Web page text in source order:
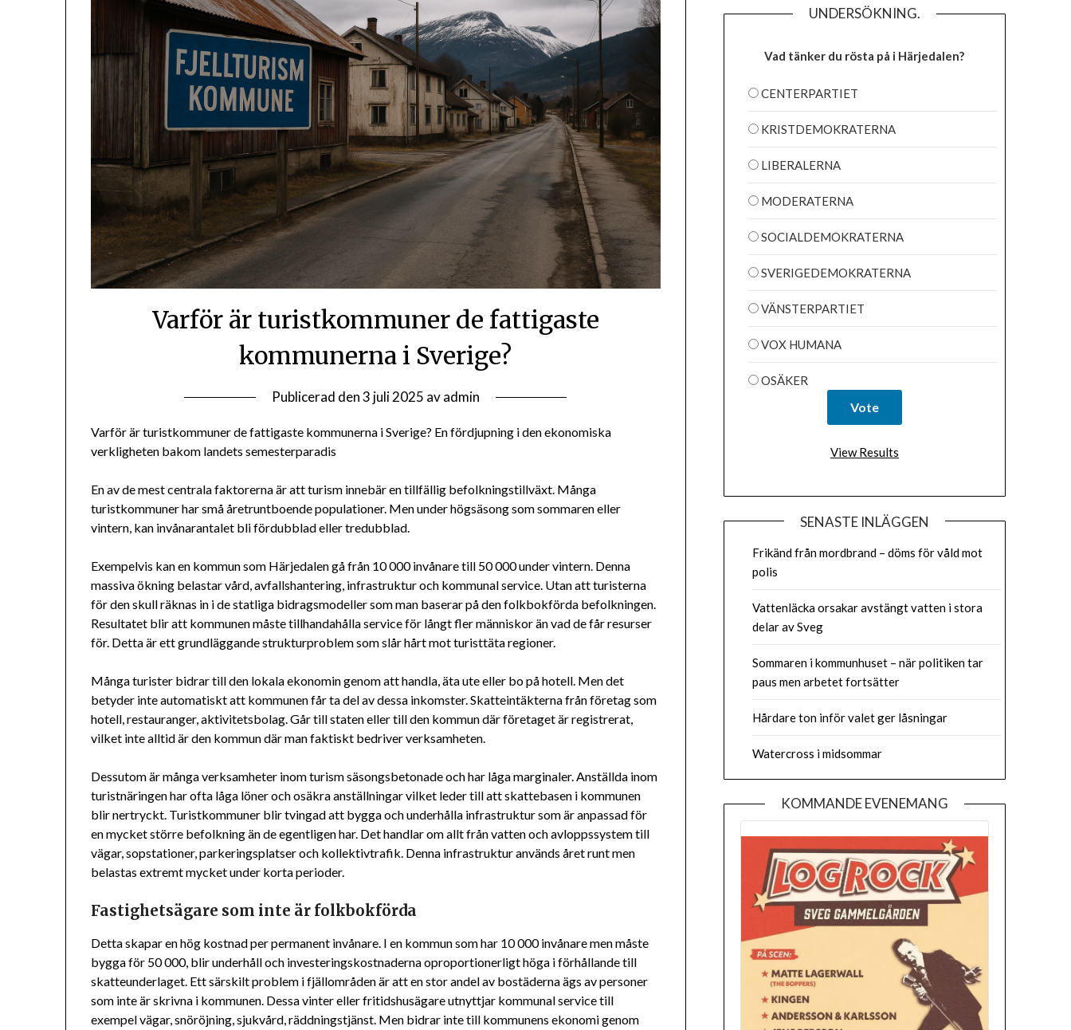
Varför är turistkommuner de fattigaste
kommunerna i Sverige?
Publicerad den3 juli 2025 avadmin
Varför är turistkommuner de fattigaste kommunerna i Sverige? En fördjupning i den ekonomiska
verkligheten bakom landets semesterparadis
En av de mest centrala faktorerna är att turism innebär en tillfällig befolkningstillväxt. Många
turistkommuner har små åretruntboende populationer. Men under högsäsong som sommaren eller
vintern, kan invånarantalet bli fördubblad eller tredubblad.
Exempelvis kan en kommun som Härjedalen gå från 10 000 invånare till 50 000 under vintern. Denna
massiva ökning belastar vård, avfallshantering, infrastruktur och kommunal service. Utan att turisterna
för den skull räknas in i de statliga bidragsmodeller som man baserar på den folkbokförda befolkningen.
Resultatet blir att kommunen måste tillhandahålla service för långt fler människor än vad de får resurser
för. Detta är ett grundläggande strukturproblem som slår hårt mot turisttäta regioner.
Många turister bidrar till den lokala ekonomin genom att handla, äta ute eller bo på hotell. Men det
betyder inte automatiskt att kommunen får ta del av dessa inkomster. Skatteintäkterna från företag som
hotell, restauranger, aktivitetsbolag. Går till staten eller till den kommun där företaget är registrerat,
vilket inte alltid är den kommun där man faktiskt bedriver verksamheten.
Dessutom är många verksamheter inom turism säsongsbetonade och har låga marginaler. Anställda inom
turistnäringen har ofta låga löner och osäkra anställningar vilket leder till att skattebasen i kommunen
blir nertryckt. Turistkommuner blir tvingad att bygga och underhålla infrastruktur som är anpassad för
en mycket större befolkning än de egentligen har. Det handlar om allt från vatten och avloppssystem till
vägar, sopstationer, parkeringsplatser och kollektivtrafik. Denna infrastruktur används året runt men
belastas extremt mycket under korta perioder.
Fastighetsägare som inte är folkbokförda
Detta skapar en hög kostnad per permanent invånare. I en kommun som har 10 000 invånare men måste
bygga för 50 000, blir underhåll och investeringskostnaderna oproportionerligt höga i förhållande till
skatteunderlaget. Ett särskilt problem i fjällområden är att en stor andel av bostäderna ägs av personer
som inte är skrivna i kommunen. Dessa vinter eller fritidshusägare utnyttjar kommunal service till
exempel vägar, snöröjning, sjukvård, räddningstjänst. Men bidrar inte till kommunens ekonomi genom
UNDERSÖKNING.
Vad tänker du rösta på i Härjedalen?
CENTERPARTIET
KRISTDEMOKRATERNA
LIBERALERNA
MODERATERNA
SOCIALDEMOKRATERNA
SVERIGEDEMOKRATERNA
VÄNSTERPARTIET
VOX HUMANA
OSÄKER
View Results
SENASTE INLÄGGEN
Frikänd från mordbrand – döms för våld mot
polis
Vattenläcka orsakar avstängt vatten i stora
delar av Sveg
Sommaren i kommunhuset – när politiken tar
paus men arbetet fortsätter
Hårdare ton inför valet ger låsningar
Watercross i midsommar
KOMMANDE EVENEMANG